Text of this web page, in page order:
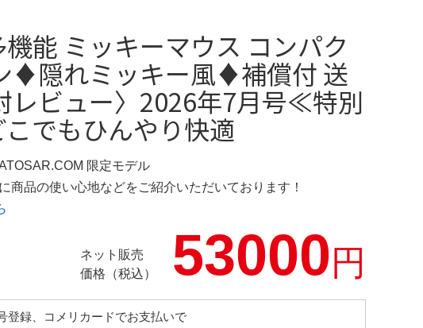
能 ミッキーマウス コンパク
♦️隠れミッキー風♦️補償付 送
レビュー〉2026年7月号≪特別
でもひんやり快適
限定モデル
商品の使い心地などをご紹介いただいております！
ネット販売
価格（税込）
53000円
登録、コメリカードでお支払いで